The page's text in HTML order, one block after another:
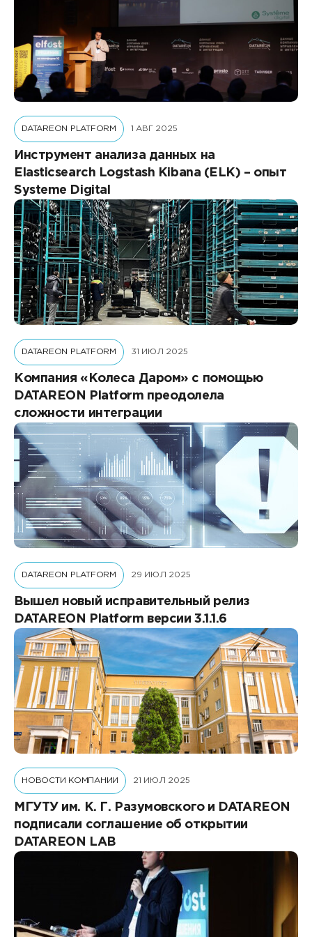
DATAREON PLATFORM 1 АВГ 2025
Инструмент анализа данных на
Elasticsearch Logstash Kibana (ELK) – опыт
Systeme Digital
DATAREON PLATFORM 31 ИЮЛ 2025
Компания «Колеса Даром» с помощью
DATAREON Platform преодолела
сложности интеграции
DATAREON PLATFORM 29 ИЮЛ 2025
Вышел новый исправительный релиз
DATAREON Platform версии 3.1.1.6
НОВОСТИ КОМПАНИИ 21 ИЮЛ 2025
МГУТУ им. К. Г. Разумовского и DATAREON
подписали соглашение об открытии
DATAREON LAB